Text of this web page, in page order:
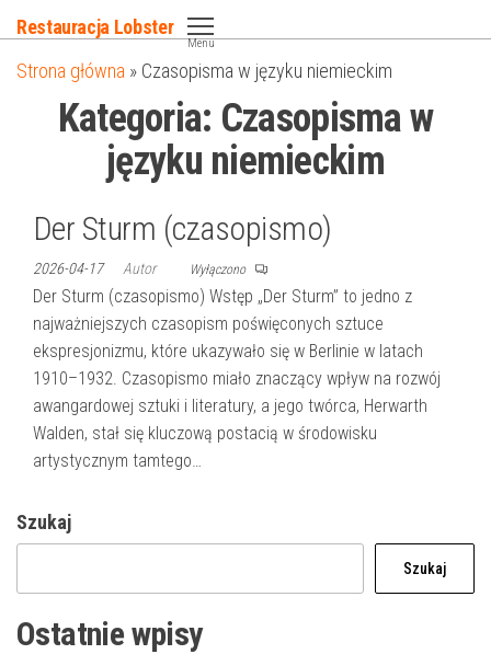
do
treści
Restauracja Lobster
Menu
Strona główna » Czasopisma w języku niemieckim
Kategoria: Czasopisma w
języku niemieckim
Der Sturm (czasopismo)
2026-04-17 Autor Wyłączono
Der Sturm (czasopismo) Wstęp „Der Sturm” to jedno z
najważniejszych czasopism poświęconych sztuce
ekspresjonizmu, które ukazywało się w Berlinie w latach
1910–1932. Czasopismo miało znaczący wpływ na rozwój
awangardowej sztuki i literatury, a jego twórca, Herwarth
Walden, stał się kluczową postacią w środowisku
artystycznym tamtego…
Szukaj
Szukaj
Ostatnie wpisy